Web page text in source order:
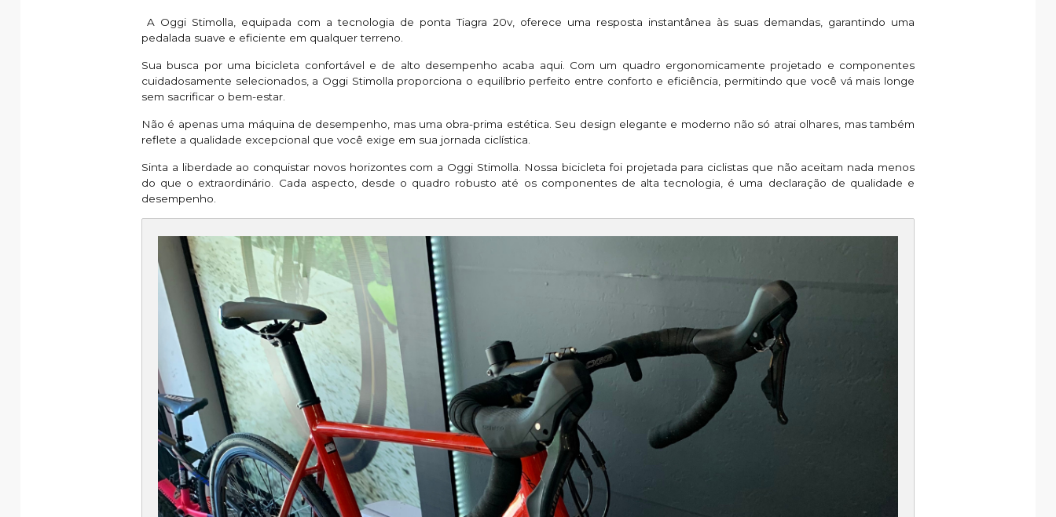
A Oggi Stimolla, equipada com a tecnologia de ponta Tiagra 20v, oferece uma resposta instantânea às suas demandas, garantindo uma
pedalada suave e eficiente em qualquer terreno.
Sua busca por uma bicicleta confortável e de alto desempenho acaba aqui. Com um quadro ergonomicamente projetado e componentes
cuidadosamente selecionados, a Oggi Stimolla proporciona o equilíbrio perfeito entre conforto e eficiência, permitindo que você vá mais longe
sem sacrificar o bem-estar.
Não é apenas uma máquina de desempenho, mas uma obra-prima estética. Seu design elegante e moderno não só atrai olhares, mas também
reflete a qualidade excepcional que você exige em sua jornada ciclística.
Sinta a liberdade ao conquistar novos horizontes com a Oggi Stimolla. Nossa bicicleta foi projetada para ciclistas que não aceitam nada menos
do que o extraordinário. Cada aspecto, desde o quadro robusto até os componentes de alta tecnologia, é uma declaração de qualidade e
desempenho.